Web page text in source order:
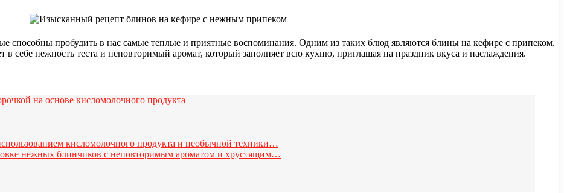
способны пробудить в нас самые теплые и приятные воспоминания. Одним из таких блюд являются блины на кефире с припеком.
себе нежность теста и неповторимый аромат, который заполняет всю кухню, приглашая на праздник вкуса и наслаждения.
на основе кисломолочного продукта
кисломолочного продукта и необычной техники…
нежных блинчиков с неповторимым ароматом и хрустящим…